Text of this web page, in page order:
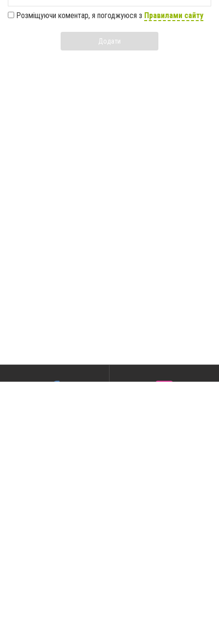
Розміщуючи коментар, я погоджуюся з Правилами сайту
Додати